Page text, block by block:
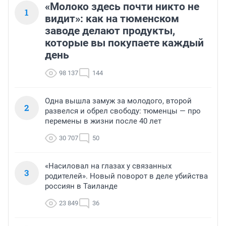
1
«Молоко здесь почти никто не
видит»: как на тюменском
заводе делают продукты,
которые вы покупаете каждый
день
98 137 144
2
Одна вышла замуж за молодого, второй
развелся и обрел свободу: тюменцы — про
перемены в жизни после 40 лет
30 707 50
3
«Насиловал на глазах у связанных
родителей». Новый поворот в деле убийства
россиян в Таиланде
23 849 36